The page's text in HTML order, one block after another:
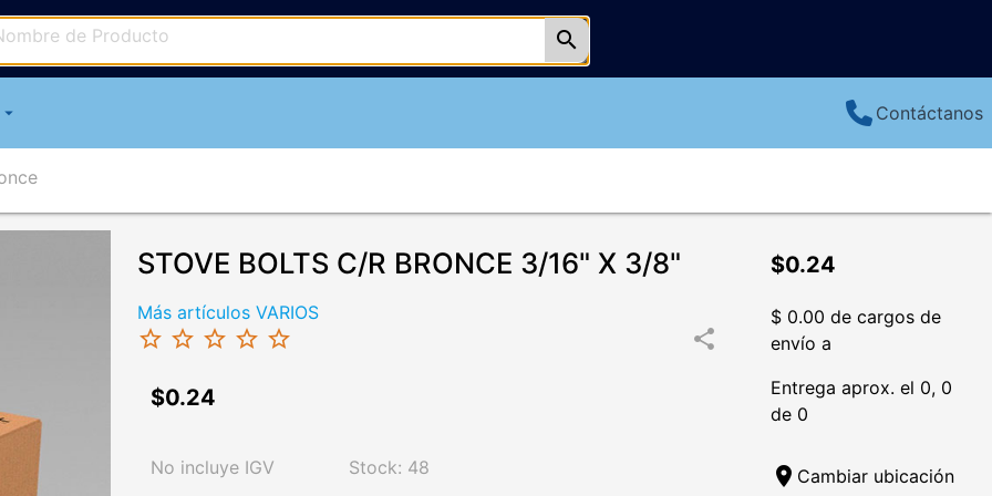
search
arrow_drop_down Contáctanos
STOVE BOLTS C/R BRONCE 3/16" X 3/8"
Más artículos VARIOS
star_border star_border star_border star_border star_border share
$0.24
No incluye IGV Stock: 48
$0.24
$ 0.00 de cargos de
envío a
Entrega aprox. el 0, 0
de 0
location_on Cambiar ubicación